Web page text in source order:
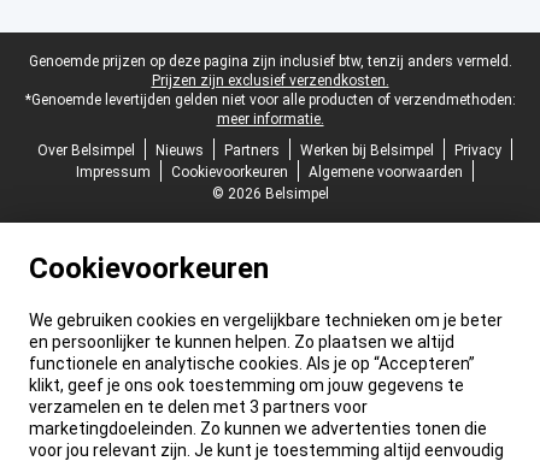
Juridische voettekst
Genoemde prijzen op deze pagina zijn inclusief btw, tenzij anders vermeld.
Prijzen zijn exclusief verzendkosten.
*Genoemde levertijden gelden niet voor alle producten of verzendmethoden:
meer informatie.
Over Belsimpel
Nieuws Partners Werken bij Belsimpel
Privacy
Impressum
Cookievoorkeuren
Algemene voorwaarden
© 2026 Belsimpel
Cookievoorkeuren
We gebruiken cookies en vergelijkbare technieken om je beter
en persoonlijker te kunnen helpen. Zo plaatsen we altijd
functionele en analytische cookies. Als je op “Accepteren”
klikt, geef je ons ook toestemming om jouw gegevens te
verzamelen en te delen met 3 partners voor
marketingdoeleinden. Zo kunnen we advertenties tonen die
voor jou relevant zijn. Je kunt je toestemming altijd eenvoudig